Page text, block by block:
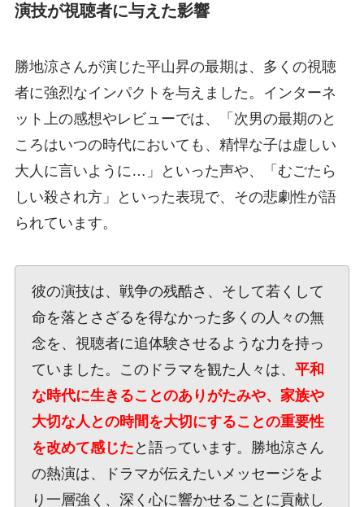
演技が視聴者に与えた影響
勝地涼さんが演じた平山昇の最期は、多くの視聴
者に強烈なインパクトを与えました。インターネ
ット上の感想やレビューでは、「次男の最期のと
ころはいつの時代においても、精悍な子は虚しい
大人に言いように…」といった声や、「むごたら
しい殺され方」といった表現で、その悲劇性が語
られています。
彼の演技は、戦争の残酷さ、そして若くして
命を落とさざるを得なかった多くの人々の無
念を、視聴者に追体験させるような力を持っ
ていました。このドラマを観た人々は、 平和
な時代に生きることのありがたみや、家族や
大切な人との時間を大切にすることの重要性
を改めて感じた と語っています。勝地涼さん
の熱演は、ドラマが伝えたいメッセージをよ
り一層強く、深く心に響かせることに貢献し